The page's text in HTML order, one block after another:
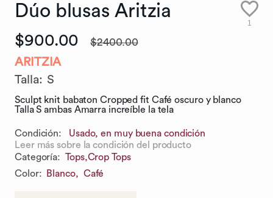
Dúo blusas Aritzia
1
$900.00 $2400.00
ARITZIA
Talla: S
Sculpt knit babaton Cropped fit Café oscuro y blanco
Talla S ambas Amarra increíble la tela
Condición:
Usado, en muy buena condición
Leer más sobre la condición del producto
Categoría: Tops,Crop Tops
Color: Blanco, Café